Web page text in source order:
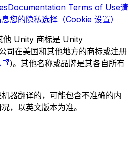
Documentation Terms of Use请
您的隐私选择（Cookie 设置）
他 Unity 商标是 Unity
司在美国和其他地方的商标或注册
)。其他名称或品牌是其各自所有
器翻译的，可能包含不准确的内
，以英文版本为准。